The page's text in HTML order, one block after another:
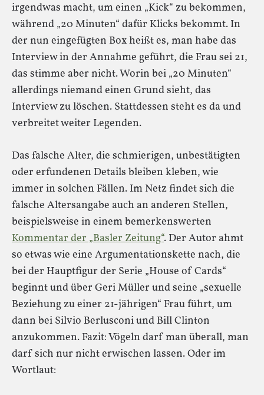
irgendwas macht, um einen „Kick“ zu bekommen,
während „20 Minuten“ dafür Klicks bekommt. In
der nun eingefügten Box heißt es, man habe das
Interview in der Annahme geführt, die Frau sei 21,
das stimme aber nicht. Worin bei „20 Minuten“
allerdings niemand einen Grund sieht, das
Interview zu löschen. Stattdessen steht es da und
verbreitet weiter Legenden.
Das falsche Alter, die schmierigen, unbestätigten
oder erfundenen Details bleiben kleben, wie
immer in solchen Fällen. Im Netz findet sich die
falsche Altersangabe auch an anderen Stellen,
beispielsweise in einem bemerkenswerten
Kommentar der „Basler Zeitung“. Der Autor ahmt
so etwas wie eine Argumentationskette nach, die
bei der Hauptfigur der Serie „House of Cards“
beginnt und über Geri Müller und seine „sexuelle
Beziehung zu einer 21-jährigen“ Frau führt, um
dann bei Silvio Berlusconi und Bill Clinton
anzukommen. Fazit: Vögeln darf man überall, man
darf sich nur nicht erwischen lassen. Oder im
Wortlaut: